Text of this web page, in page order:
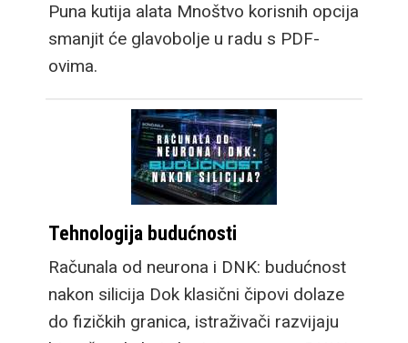
Puna kutija alata Mnoštvo korisnih opcija
smanjit će glavobolje u radu s PDF-
ovima.
Tehnologija budućnosti
Računala od neurona i DNK: budućnost
nakon silicija Dok klasični čipovi dolaze
do fizičkih granica, istraživači razvijaju